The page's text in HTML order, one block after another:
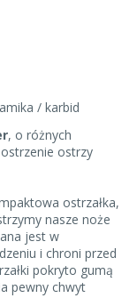
/ karbid
, o różnych
ostrzy
ostrzałka,
nasze noże
jest w
i chroni przed
pokryto gumą
pewny chwyt